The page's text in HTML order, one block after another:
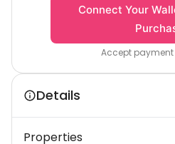
Connect Your
Accept payment
Details
Properties